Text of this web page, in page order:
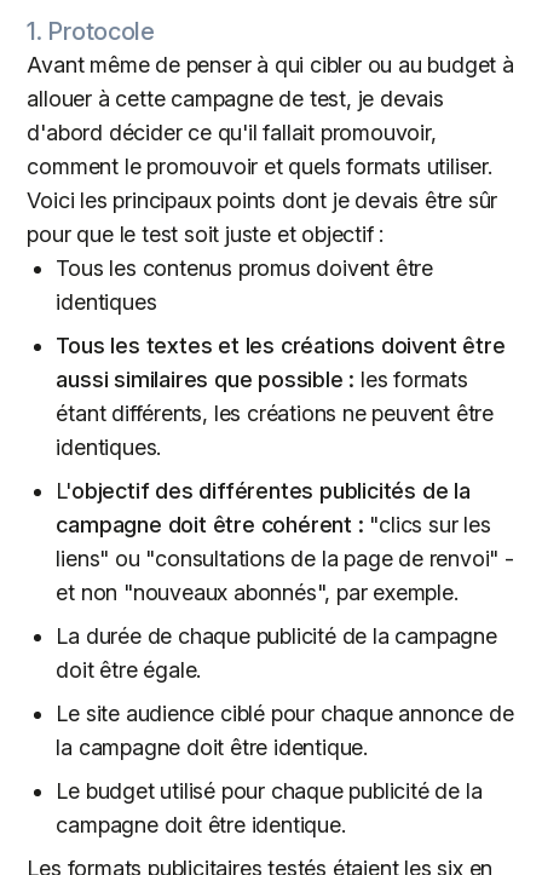
1. Protocole
Avant même de penser à qui cibler ou au budget à
allouer à cette campagne de test, je devais
d'abord décider ce qu'il fallait promouvoir,
comment le promouvoir et quels formats utiliser.
Voici les principaux points dont je devais être sûr
pour que le test soit juste et objectif :
Tous les contenus promus doivent être
identiques
Tous les textes et les créations doivent être
aussi similaires que possible : les formats
étant différents, les créations ne peuvent être
identiques.
L'objectif des différentes publicités de la
campagne doit être cohérent : "clics sur les
liens" ou "consultations de la page de renvoi" -
et non "nouveaux abonnés", par exemple.
La durée de chaque publicité de la campagne
doit être égale.
Le site audience ciblé pour chaque annonce de
la campagne doit être identique.
Le budget utilisé pour chaque publicité de la
campagne doit être identique.
Les formats publicitaires testés étaient les six en